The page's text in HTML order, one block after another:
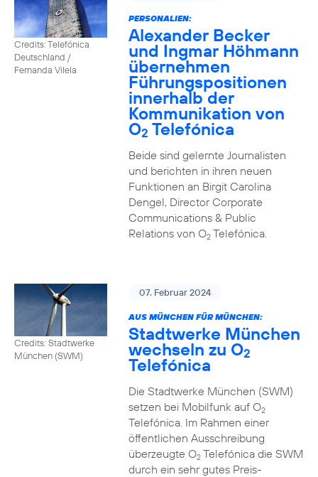
Credits: Telefónica
Deutschland /
Fernanda Vilela
PERSONALIEN:
Alexander Becker
und Ingmar Höhmann
übernehmen
Führungspositionen
innerhalb der
Kommunikation von
O2 Telefónica
Beide sind gelernte Journalisten
und berichten in ihren neuen
Funktionen an Birgit Carolina
Dengel, Director Corporate
Communications & Public
Relations von O2Telefónica.
Credits: Stadtwerke
München (SWM)
07. Februar 2024
AUS MÜNCHEN FÜR MÜNCHEN:
Stadtwerke München
wechseln zu O2
Telefónica
Die Stadtwerke München (SWM)
setzen bei Mobilfunk auf O2
Telefónica. Im Rahmen einer
öffentlichen Ausschreibung
überzeugte O2Telefónica die SWM
durch ein sehr gutes Preis-